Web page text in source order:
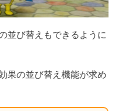
並び替えもできるように
果の並び替え機能が求め